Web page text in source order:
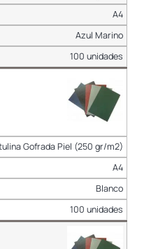
A4
Azul Marino
100 unidades
Gofrada Piel (250 gr/m2)
A4
Blanco
100 unidades